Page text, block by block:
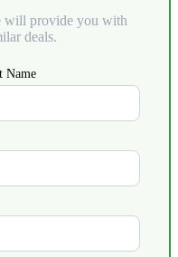
will provide you with
deals.
Name